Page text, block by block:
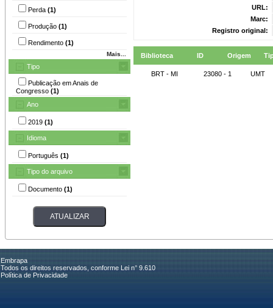
Perda (1)
Produção (1)
Rendimento (1)
Mais...
Tipo
Publicação em Anais de
Congresso (1)
Ano
2019 (1)
Idioma
Português (1)
Tipo do arquivo
Documento (1)
URL:
Marc:
Registro original:
Biblioteca ID Origem
BRT - MI 23080 - 1 UMT
Embrapa
Todos os direitos reservados, conforme Lei n° 9.610
Política de Privacidade